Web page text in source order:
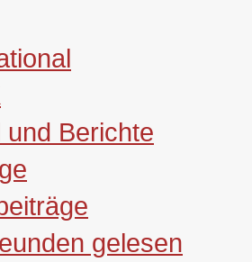
und Berichte
gelesen